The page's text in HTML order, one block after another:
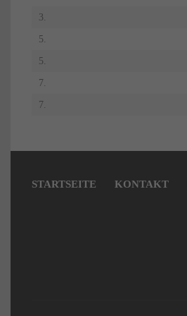
3.
5.
5.
7.
7.
STARTSEITE KONTAKT